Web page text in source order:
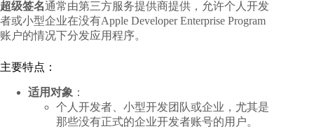
超级签名通常由第三方服务提供商提供，允许个人开发
者或小型企业在没有Apple Developer Enterprise Program
账户的情况下分发应用程序。
主要特点：
适用对象 ：
个人开发者、小型开发团队或企业，尤其是
那些没有正式的企业开发者账号的用户。